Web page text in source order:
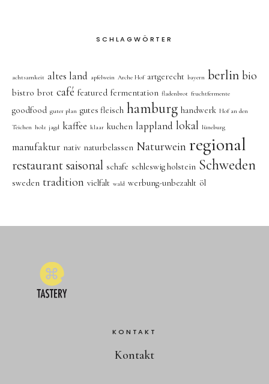
SCHLAGWÖRTER
achtsamkeit altes land apfelwein Arche Hof artgerecht bayern berlin bio
bistro brot café featured fermentation fladenbrot fruchtfermente
goodfood guter plan gutes fleisch hamburg handwerk Hof an den
Teichen holz jagd kaffee klaar kuchen lappland lokal lüneburg
manufaktur nativ naturbelassen Naturwein regional
restaurantsaisonal schafe schleswig holstein Schweden
sweden tradition vielfalt wald werbung-unbezahlt öl
KONTAKT
Kontakt